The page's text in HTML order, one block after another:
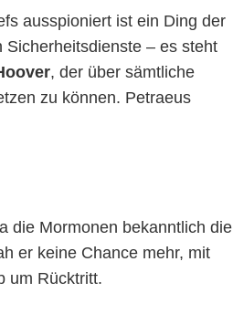
ausspioniert ist ein Ding der
– es steht
, der über sämtliche
zu können. Petraeus
die Mormonen bekanntlich die
er keine Chance mehr, mit
um Rücktritt.